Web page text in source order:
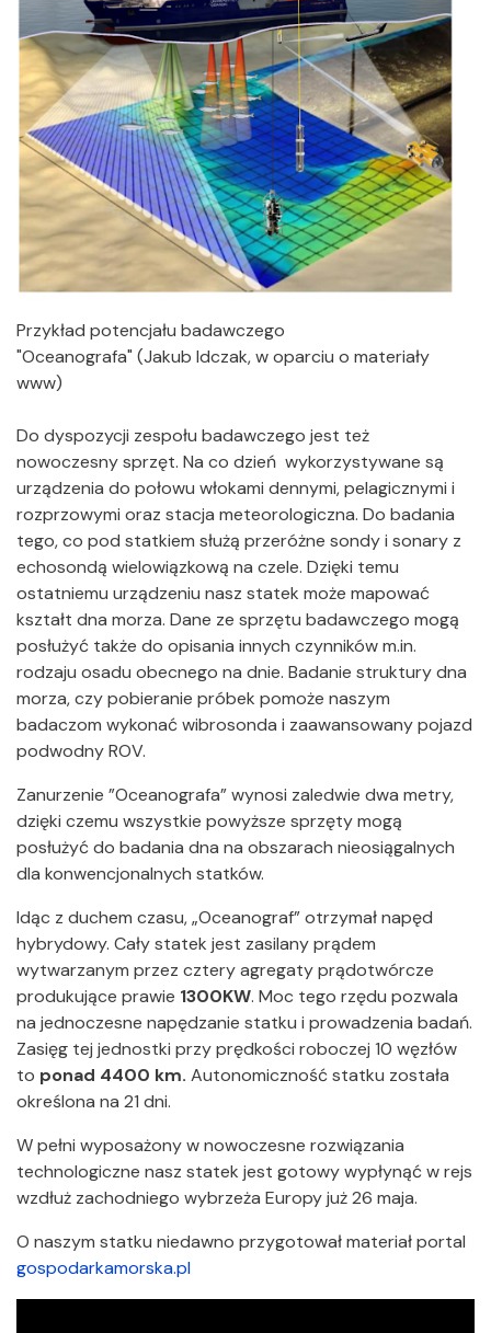
Przykład potencjału badawczego
"Oceanografa" (Jakub Idczak, w oparciu o materiały
www)
Do dyspozycji zespołu badawczego jest też
nowoczesny sprzęt. Na co dzień wykorzystywane są
urządzenia do połowu włokami dennymi, pelagicznymi i
rozprzowymi oraz stacja meteorologiczna. Do badania
tego, co pod statkiem służą przeróżne sondy i sonary z
echosondą wielowiązkową na czele. Dzięki temu
ostatniemu urządzeniu nasz statek może mapować
kształt dna morza. Dane ze sprzętu badawczego mogą
posłużyć także do opisania innych czynników m.in.
rodzaju osadu obecnego na dnie. Badanie struktury dna
morza, czy pobieranie próbek pomoże naszym
badaczom wykonać wibrosonda i zaawansowany pojazd
podwodny ROV.
Zanurzenie ”Oceanografa” wynosi zaledwie dwa metry,
dzięki czemu wszystkie powyższe sprzęty mogą
posłużyć do badania dna na obszarach nieosiągalnych
dla konwencjonalnych statków.
Idąc z duchem czasu, „Oceanograf” otrzymał napęd
hybrydowy. Cały statek jest zasilany prądem
wytwarzanym przez cztery agregaty prądotwórcze
produkujące prawie 1300KW. Moc tego rzędu pozwala
na jednoczesne napędzanie statku i prowadzenia badań.
Zasięg tej jednostki przy prędkości roboczej 10 węzłów
to ponad 4400 km. Autonomiczność statku została
określona na 21 dni.
W pełni wyposażony w nowoczesne rozwiązania
technologiczne nasz statek jest gotowy wypłynąć w rejs
wzdłuż zachodniego wybrzeża Europy już 26 maja.
O naszym statku niedawno przygotował materiał portal
gospodarkamorska.pl